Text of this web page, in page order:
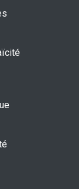
me ?
23